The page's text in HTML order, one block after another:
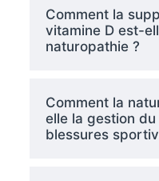
Comment la
vitamine D est-
naturopathie ?
Comment la
elle la gestion
blessures